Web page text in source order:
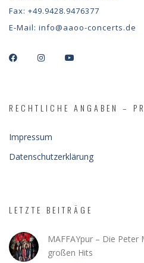
Fax: +49.9428.9476377
E-Mail: info@aaoo-concerts.de
RECHTLICHE ANGABEN –
Impressum
Datenschutzerklärung
LETZTE BEITRÄGE
MAFFAYpur – Die
großen Hits